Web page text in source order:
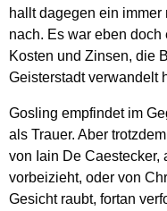
hallt dagegen ein immer
nach. Es war eben
Kosten und Zinsen, die
Geisterstadt verwandelt
Gosling empfindet im
als Trauer. Aber
von Iain De Caestecker,
vorbeizieht, oder von
Gesicht raubt, fortan